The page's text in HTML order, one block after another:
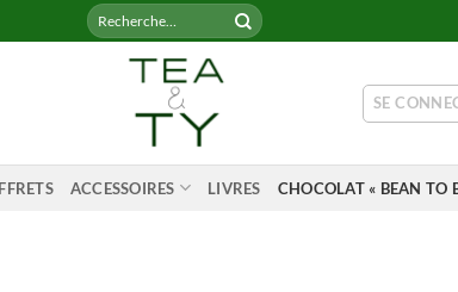
Recherche
pour :
SE
ACCESSOIRES LIVRES CHOCOLAT « BEAN TO